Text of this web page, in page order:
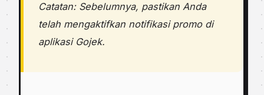
Catatan: Sebelumnya, pastikan Anda
telah mengaktifkan notifikasi promo di
aplikasi Gojek.